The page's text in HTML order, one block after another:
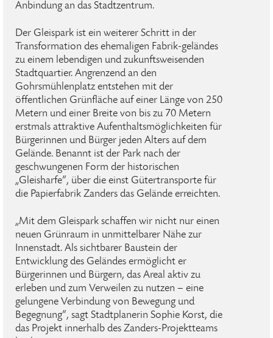
Anbindung an das Stadtzentrum.
Der Gleispark ist ein weiterer Schritt in der
Transformation des ehemaligen Fabrik-geländes
zu einem lebendigen und zukunftsweisenden
Stadtquartier. Angrenzend an den
Gohrsmühlenplatz entstehen mit der
öffentlichen Grünfläche auf einer Länge von 250
Metern und einer Breite von bis zu 70 Metern
erstmals attraktive Aufenthaltsmöglichkeiten für
Bürgerinnen und Bürger jeden Alters auf dem
Gelände. Benannt ist der Park nach der
geschwungenen Form der historischen
„Gleisharfe“, über die einst Gütertransporte für
die Papierfabrik Zanders das Gelände erreichten.
„Mit dem Gleispark schaffen wir nicht nur einen
neuen Grünraum in unmittelbarer Nähe zur
Innenstadt. Als sichtbarer Baustein der
Entwicklung des Geländes ermöglicht er
Bürgerinnen und Bürgern, das Areal aktiv zu
erleben und zum Verweilen zu nutzen – eine
gelungene Verbindung von Bewegung und
Begegnung“, sagt Stadtplanerin Sophie Korst, die
das Projekt innerhalb des Zanders-Projektteams